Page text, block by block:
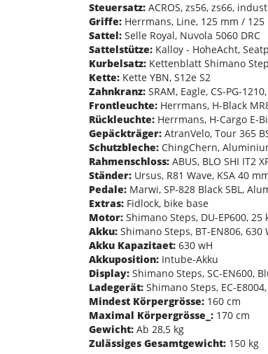
Steuersatz: ACROS, zs56, zs66,
Griffe: Herrmans, Line, 125 mm / 125
Sattel: Selle Royal, Nuvola 5060 DRC
Sattelstütze: Kalloy - HoheAcht,
Kurbelsatz: Kettenblatt Shimano
Kette: Kette YBN, S12e S2
Zahnkranz: SRAM, Eagle, CS-PG-
Frontleuchte: Herrmans, H-Black
Rückleuchte: Herrmans, H-Cargo E-
Gepäckträger: AtranVelo, Tour 365
Schutzbleche: ChingChern,
Rahmenschloss: ABUS, BLO SHI IT2
Ständer: Ursus, R81 Wave, KSA 40
Pedale: Marwi, SP-828 Black SBL,
Extras: Fidlock, bike base
Motor: Shimano Steps, DU-EP600,
Akku: Shimano Steps, BT-EN806,
Akku Kapazitaet: 630 wH
Akkuposition: Intube-Akku
Display: Shimano Steps, SC-EN600,
Ladegerät: Shimano Steps, EC-
Mindest Körpergrösse: 160 cm
Maximal Körpergrösse_: 170 cm
Gewicht: Ab 28,5 kg
Zulässiges Gesamtgewicht: 150 kg